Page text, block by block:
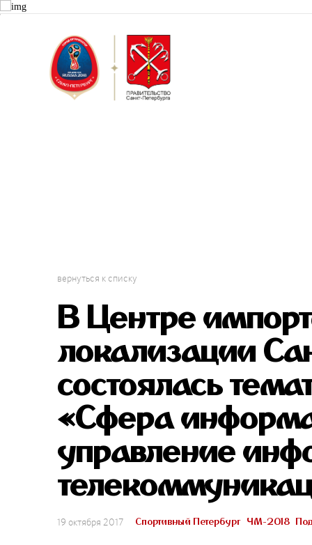
вернуться к списку
В Центре
локализации
состоялась
«Сфера
управление
19 октября 2017 Спортивный Петербург ЧМ-2018